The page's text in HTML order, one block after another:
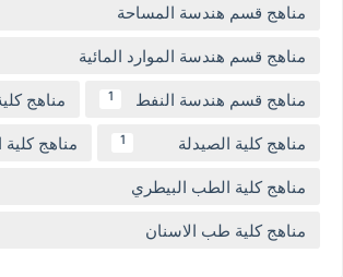
مناهج قسم هندسة المساحة
مناهج قسم هندسة الموارد المائية
مناهج قسم هندسة النفط 1 مناهج
مناهج كلية الصيدلة 1 مناهج
مناهج كلية الطب البيطري
مناهج كلية طب الاسنان